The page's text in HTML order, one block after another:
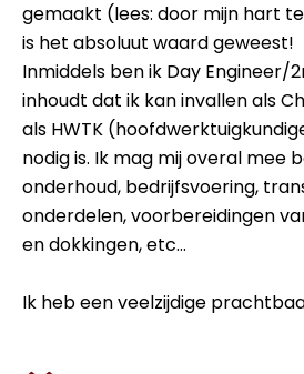
gemaakt (lees: door mijn hart
is het absoluut waard geweest!
Inmiddels ben ik Day Engineer/
inhoudt dat ik kan invallen als
als HWTK
nodig is. Ik mag mij overal mee
onderhoud, bedrijfsvoering,
onderdelen, voorbereidingen
en dokkingen, etc...
Ik heb een veelzijdige